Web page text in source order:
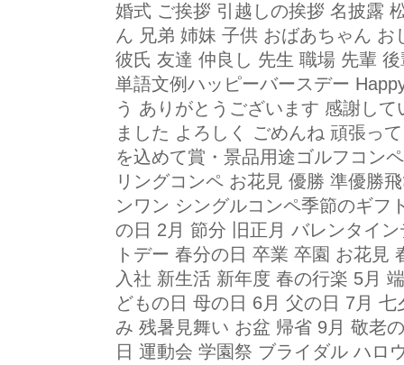
婚式 ご挨拶 引越しの挨拶 名披露
ん 兄弟 姉妹 子供 おばあちゃん
彼氏 友達 仲良し 先生 職場 先輩
単語文例ハッピーバースデー
う ありがとうございます 感謝し
ました よろしく ごめんね 頑張っ
を込めて賞・景品用途ゴルフコン
リングコンペ お花見 優勝 準優勝
ンワン シングルコンペ季節のギフ
の日 2月 節分 旧正月 バレンタイ
トデー 春分の日 卒業 卒園 お花見
入社 新生活 新年度 春の行楽 5月
どもの日 母の日 6月 父の日 7月
み 残暑見舞い お盆 帰省 9月 敬老
日 運動会 学園祭 ブライダル ハロ